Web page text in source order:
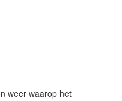
weer waarop het